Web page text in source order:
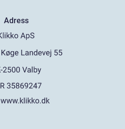
Adress
www.klikko.dk